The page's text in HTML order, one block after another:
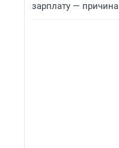
зарплату — причина